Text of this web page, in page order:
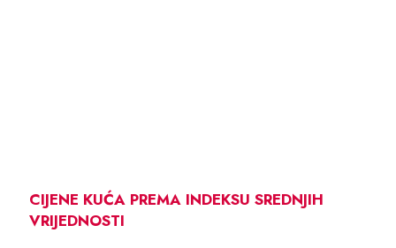
CIJENE KUĆA PREMA INDEKSU SREDNJIH
VRIJEDNOSTI